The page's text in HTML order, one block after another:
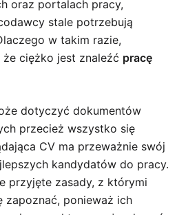
oraz portalach pracy,
stale potrzebują
w takim razie,
ciężko jest znaleźć pracę
dotyczyć dokumentów
przecież wszystko się
CV ma przeważnie swój
kandydatów do pracy.
przyjęte zasady, z którymi
zapoznać, ponieważ ich